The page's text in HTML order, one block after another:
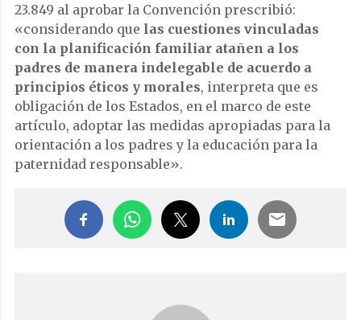
23.849 al aprobar la Convención prescribió:
«considerando que las cuestiones vinculadas
con la planificación familiar atañen a los
padres de manera indelegable de acuerdo a
principios éticos y morales, interpreta que es
obligación de los Estados, en el marco de este
artículo, adoptar las medidas apropiadas para la
orientación a los padres y la educación para la
paternidad responsable».